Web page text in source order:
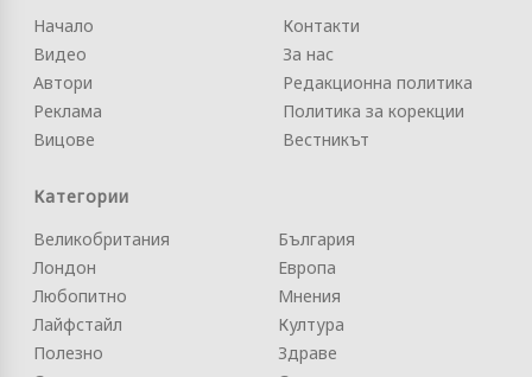
Начало
Видео
Автори
Реклама
Вицове
Контакти
За нас
Редакционна политика
Политика за корекции
Вестникът
Категории
Великобритания
Лондон
Любопитно
Лайфстайл
Полезно
България
Европа
Мнения
Култура
Здраве